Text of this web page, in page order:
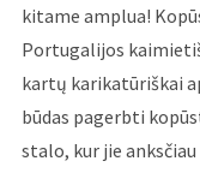
kitame amplua!
Portugalijos
kartų karikatūriškai
būdas pagerbti
stalo, kur jie